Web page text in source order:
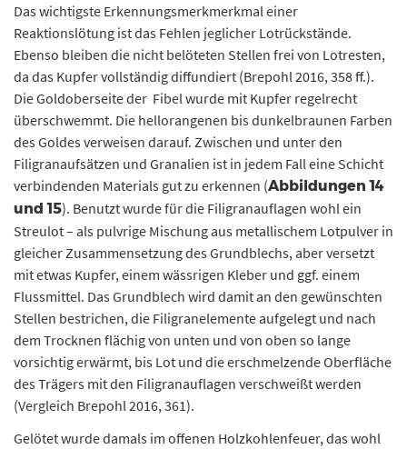
Das wichtigste Erkennungsmerkmerkmal einer
Reaktionslötung ist das Fehlen jeglicher Lotrückstände.
Ebenso bleiben die nicht belöteten Stellen frei von Lotresten,
da das Kupfer vollständig diffundiert (Brepohl 2016, 358 ff.).
Die Goldoberseite der Fibel wurde mit Kupfer regelrecht
überschwemmt. Die hellorangenen bis dunkelbraunen Farben
des Goldes verweisen darauf. Zwischen und unter den
Filigranaufsätzen und Granalien ist in jedem Fall eine Schicht
verbindenden Materials gut zu erkennen (Abbildungen 14
und 15). Benutzt wurde für die Filigranauflagen wohl ein
Streulot – als pulvrige Mischung aus metallischem Lotpulver in
gleicher Zusammensetzung des Grundblechs, aber versetzt
mit etwas Kupfer, einem wässrigen Kleber und ggf. einem
Flussmittel. Das Grundblech wird damit an den gewünschten
Stellen bestrichen, die Filigranelemente aufgelegt und nach
dem Trocknen flächig von unten und von oben so lange
vorsichtig erwärmt, bis Lot und die erschmelzende Oberfläche
des Trägers mit den Filigranauflagen verschweißt werden
(Vergleich Brepohl 2016, 361).
Gelötet wurde damals im offenen Holzkohlenfeuer, das wohl